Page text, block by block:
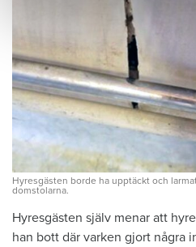
Hyresgästen borde ha upptäckt och
domstolarna.
Hyresgästen själv menar att
han bott där varken gjort några